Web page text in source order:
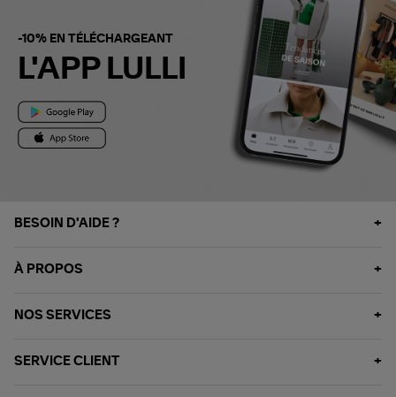
-10% EN TÉLÉCHARGEANT
L'APP LULLI
BESOIN D'AIDE ?
À PROPOS
NOS SERVICES
SERVICE CLIENT